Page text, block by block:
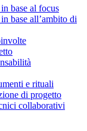
base al focus
base all’ambito di
e rituali
di progetto
collaborativi